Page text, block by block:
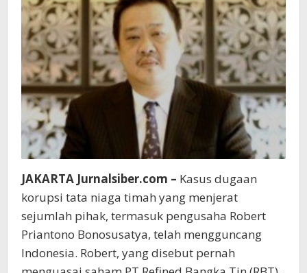
Pertanyaan
JAKARTA Jurnalsiber.com – Kasus dugaan
korupsi tata niaga timah yang menjerat
sejumlah pihak, termasuk pengusaha Robert
Priantono Bonosusatya, telah mengguncang
Indonesia. Robert, yang disebut pernah